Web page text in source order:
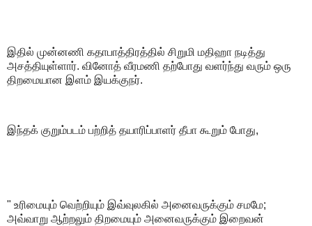
இதில் முன்னணி கதாபாத்திரத்தில் சிறுமி மதிஹா நடித்து
அசத்தியுள்ளார். வினோத் வீரமணி தற்போது வளர்ந்து வரும் ஒரு
திறமையான இளம் இயக்குநர்.
இந்தக் குறும்படம் பற்றித் தயாரிப்பாளர் தீபா கூறும் போது,
" உரிமையும் வெற்றியும் இவ்வுலகில் அனைவருக்கும் சமமே;
அவ்வாறு ஆற்றலும் திறமையும் அனைவருக்கும் இறைவன்